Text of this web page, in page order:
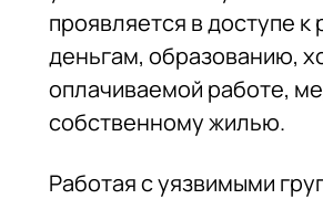
проявляется в доступе к
деньгам, образованию,
оплачиваемой работе,
собственному жилью.
Работая с уязвимыми